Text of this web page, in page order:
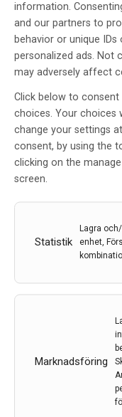
information.
and our partners to
behavior or unique
personalized ads. Not
may adversely affect
Click below to
choices. Your choices
change your settings
consent, by using the
clicking on the
screen.
Statistik
Lagra
enhet,
Marknadsföring
and